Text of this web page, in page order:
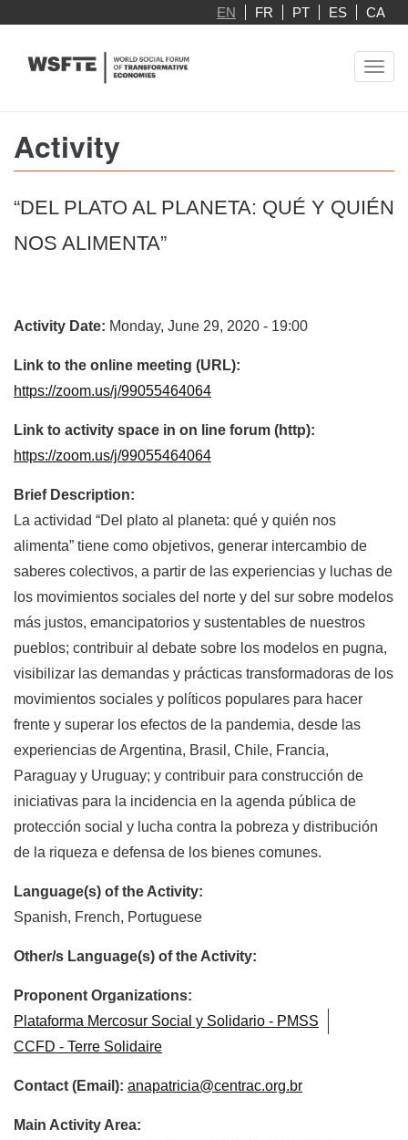
main
EN FR PT ES CA
Activity
“DEL PLATO AL PLANETA: QUÉ Y QUIÉN
NOS ALIMENTA”
Activity Date: Monday, June 29, 2020 - 19:00
Link to the online meeting (URL):
https://zoom.us/j/99055464064
Link to activity space in on line forum (http):
https://zoom.us/j/99055464064
Brief Description:
La actividad “Del plato al planeta: qué y quién nos
alimenta” tiene como objetivos, generar intercambio de
saberes colectivos, a partir de las experiencias y luchas de
los movimientos sociales del norte y del sur sobre modelos
más justos, emancipatorios y sustentables de nuestros
pueblos; contribuir al debate sobre los modelos en pugna,
visibilizar las demandas y prácticas transformadoras de los
movimientos sociales y políticos populares para hacer
frente y superar los efectos de la pandemia, desde las
experiencias de Argentina, Brasil, Chile, Francia,
Paraguay y Uruguay; y contribuir para construcción de
iniciativas para la incidencia en la agenda pública de
protección social y lucha contra la pobreza y distribución
de la riqueza e defensa de los bienes comunes.
Language(s) of the Activity:
Spanish, French, Portuguese
Other/s Language(s) of the Activity:
Proponent Organizations:
Plataforma Mercosur Social y Solidario - PMSS
CCFD - Terre Solidaire
Contact (Email): anapatricia@centrac.org.br
Main Activity Area: